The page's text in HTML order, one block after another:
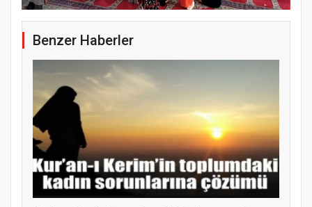
Benzer Haberler